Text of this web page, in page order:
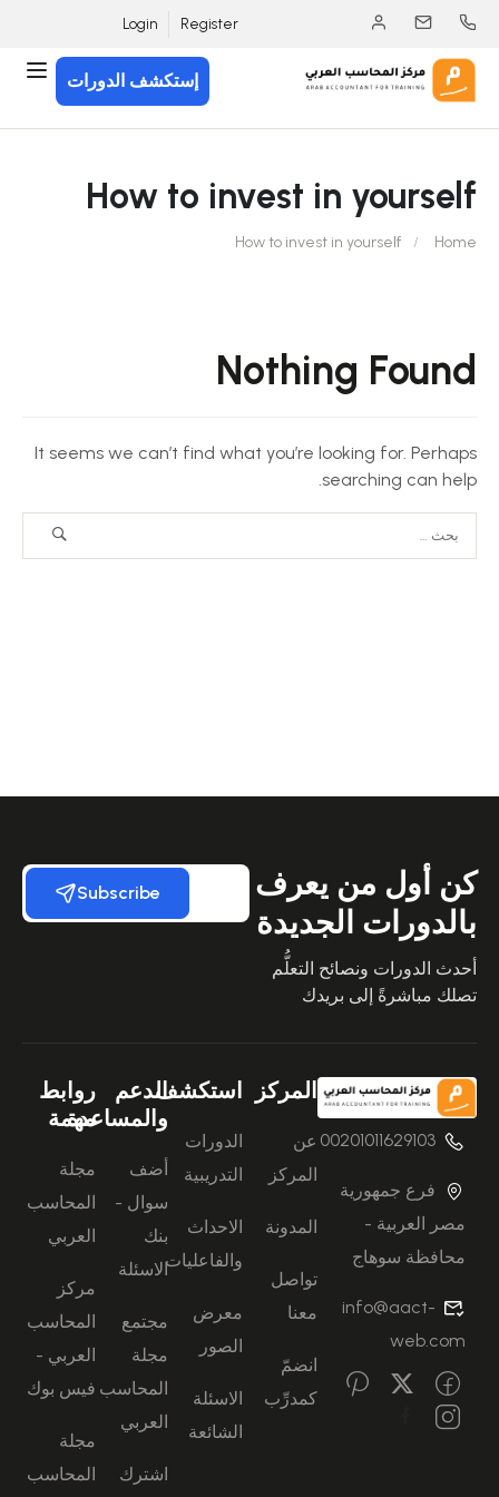
Register
Login
إستكشف الدورات
How to invest in yourself
Home
How to invest in yourself
Nothing Found
It seems we can’t find what you’re looking for. Perhaps
searching can help.
كن أول من يعرف
بالدورات الجديدة
أحدث الدورات ونصائح التعلُّم
تصلك مباشرةً إلى بريدك
Subscribe
00201011629103
فرع جمهورية
مصر العربية -
محافظة سوهاج
info@aact-
web.com
المركز
عن
المركز
المدونة
تواصل
معنا
انضمّ
كمدرِّب
استكشف
الدورات
التدريبية
الاحداث
والفاعليات
معرض
الصور
الاسئلة
الشائعة
الدعم
والمساعدة
أضف
سوال -
بنك
الاسئلة
مجتمع
مجلة
المحاسب
العربي
اشترك
روابط
مهمة
مجلة
المحاسب
العربي
مركز
المحاسب
العربي -
فيس بوك
مجلة
المحاسب